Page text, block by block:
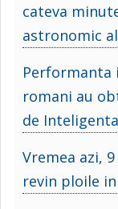
cateva
astronomic
Performanta
romani au
de
Vremea azi,
revin ploile